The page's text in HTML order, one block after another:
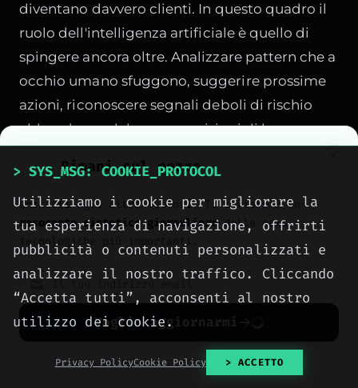
diventano davvero clienti. In questo quadro il
ruolo dell'intelligenza artificiale è quello di
spingere ancora oltre. Analizzare pattern che a
occhio umano sfuggono, suggerire prossime
azioni, riconoscere segnali deboli di rischio
abbandono, elaborare previsioni di lungo
la base dati è solida. Un CRM pieno di campi
compilati a caso o di contatti duplicati non
diventerà magico solo perché ci si aggiunge
un livello di AI. Per questo un buon progetto
CRM non è solo scelta di software, ma anche
lavoro di cultura interna. Abituare il team a
registrare, aggiornare, leggere, usare. Senza
questo passaggio anche la piattaforma più
avanzata resta poco più di un esercizio di stile.
Rimani sul pezzo
Unisciti agli altri lettori. Ti invieremo un
resoconto sintetico giornalierodelle news
tecnologiche più importanti.
Voglio aggiornarmi
No spam. Cancellati quando vuoi con un click.
> SYS_MSG: COOKIE_PROTOCOL
Utilizziamo i cookie per migliorare la
tua esperienza di navigazione, offrirti
pubblicità o contenuti personalizzati e
analizzare il nostro traffico. Cliccando
“Accetta tutti”, acconsenti al nostro
utilizzo dei cookie.
Privacy PolicyCookie Policy > ACCETTO